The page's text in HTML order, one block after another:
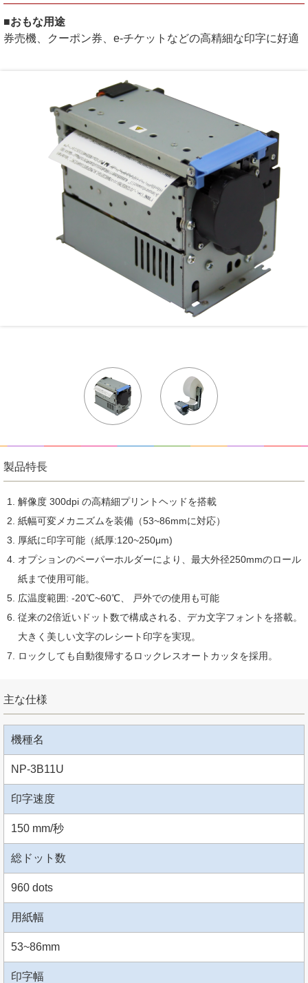
■おもな用途
券売機、クーポン券、e-チケットなどの高精細な印字に好適
製品特長
解像度 300dpi の高精細プリントヘッドを搭載
紙幅可変メカニズムを装備（53~86mmに対応）
厚紙に印字可能（紙厚:120~250μm)
オプションのペーパーホルダーにより、最大外径250mmのロール
紙まで使用可能。
広温度範囲: -20℃~60℃、 戸外での使用も可能
従来の2倍近いドット数で構成される、デカ文字フォントを搭載。
大きく美しい文字のレシート印字を実現。
ロックしても自動復帰するロックレスオートカッタを採用。
主な仕様
機種名
NP-3B11U
印字速度
150 mm/秒
総ドット数
960 dots
用紙幅
53~86mm
印字幅